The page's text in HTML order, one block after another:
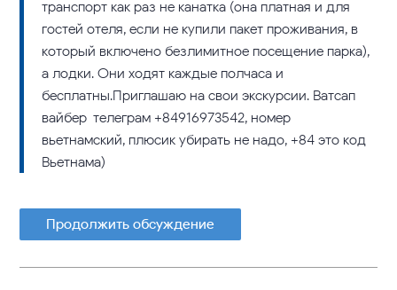
транспорт как раз не канатка (она платная и для
гостей отеля, если не купили пакет проживания, в
который включено безлимитное посещение парка),
а лодки. Они ходят каждые полчаса и
бесплатны.Приглашаю на свои экскурсии. Ватсап-
вайбер-телеграм +84916973542, номер
вьетнамский, плюсик убирать не надо, +84 это код
Вьетнама)
Продолжить обсуждение